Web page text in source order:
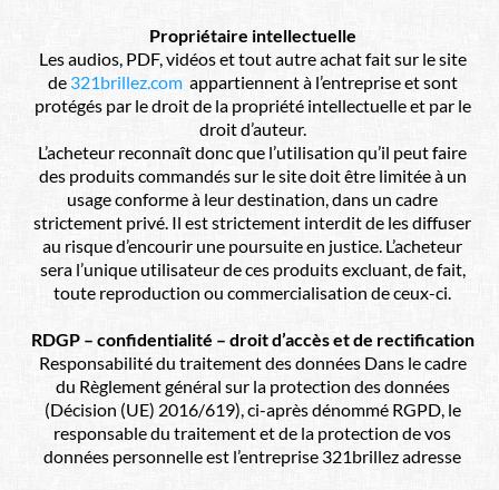
Propriétaire intellectuelle
Les audios, PDF, vidéos et tout autre achat fait sur le site
de 321brillez.comappartiennent à l’entreprise et sont
protégés par le droit de la propriété intellectuelle et par le
droit d’auteur.
L’acheteur reconnaît donc que l’utilisation qu’il peut faire
des produits commandés sur le site doit être limitée à un
usage conforme à leur destination, dans un cadre
strictement privé. Il est strictement interdit de les diffuser
au risque d’encourir une poursuite en justice. L’acheteur
sera l’unique utilisateur de ces produits excluant, de fait,
toute reproduction ou commercialisation de ceux-ci.
RDGP – confidentialité – droit d’accès et de rectification
Responsabilité du traitement des données Dans le cadre
du Règlement général sur la protection des données
(Décision (UE) 2016/619), ci-après dénommé RGPD, le
responsable du traitement et de la protection de vos
données personnelle est l’entreprise 321brillez adresse